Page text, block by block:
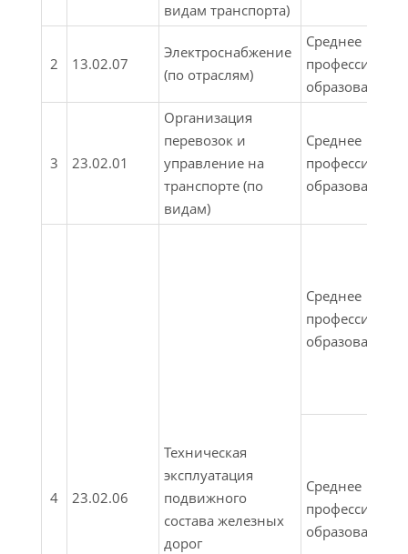
видам транспорта)
2 13.02.07
Электроснабжение
(по отраслям)
Среднее
образование
3 23.02.01
Организация
перевозок и
управление на
транспорте (по
видам)
Среднее
образование
4 23.02.06
Техническая
эксплуатация
подвижного
состава железных
дорог
Среднее
образование
Среднее
образование